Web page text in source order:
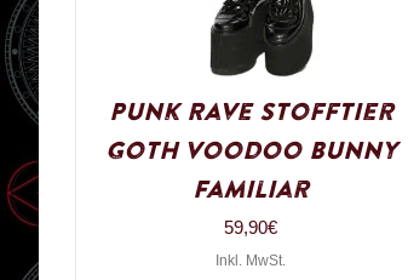
Punk Rave Stofftier
Goth Voodoo Bunny
Familiar
59,90€
Inkl. MwSt.